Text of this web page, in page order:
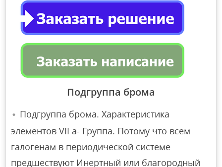
Подгруппа брома
Подгруппа брома. Характеристика
элементов VII а- Группа. Потому что всем
галогенам в периодической системе
предшествуют Инертный или благородный